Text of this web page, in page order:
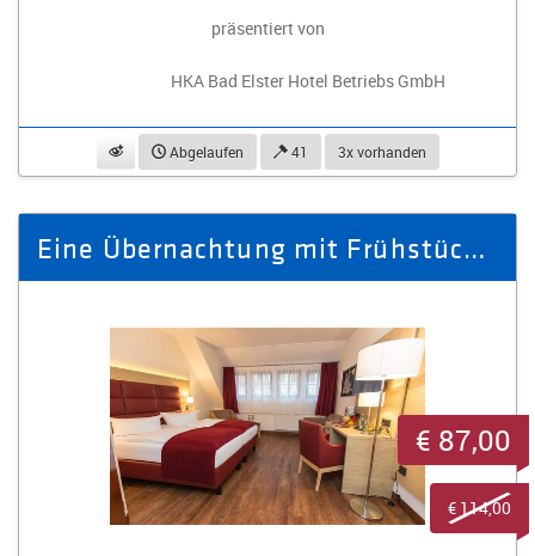
präsentiert von
HKA Bad Elster Hotel Betriebs GmbH
beobachtenAbgelaufen 41 3x vorhanden
Eine Übernachtung mit Frühstück im Doppelzimmer für zwei Personen
€ 87,00
€ 114,00